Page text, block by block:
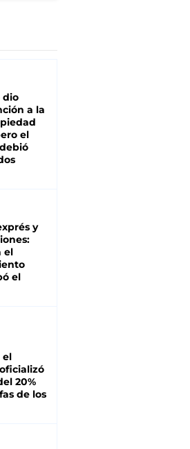
dio
a la
el
y
el
el
el
20%
de los